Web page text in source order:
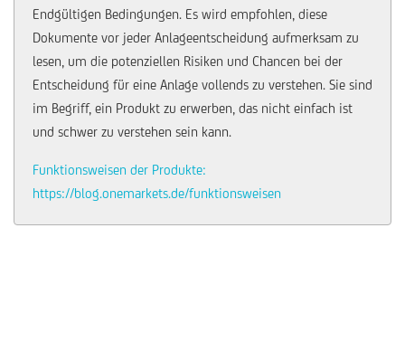
Endgültigen Bedingungen. Es wird empfohlen, diese
Dokumente vor jeder Anlageentscheidung aufmerksam zu
lesen, um die potenziellen Risiken und Chancen bei der
Entscheidung für eine Anlage vollends zu verstehen. Sie sind
im Begriff, ein Produkt zu erwerben, das nicht einfach ist
und schwer zu verstehen sein kann.
Funktionsweisen der Produkte:
https://blog.onemarkets.de/funktionsweisen